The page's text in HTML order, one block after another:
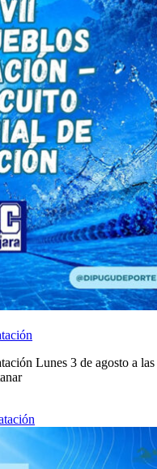
Lunes 3 de agosto a las